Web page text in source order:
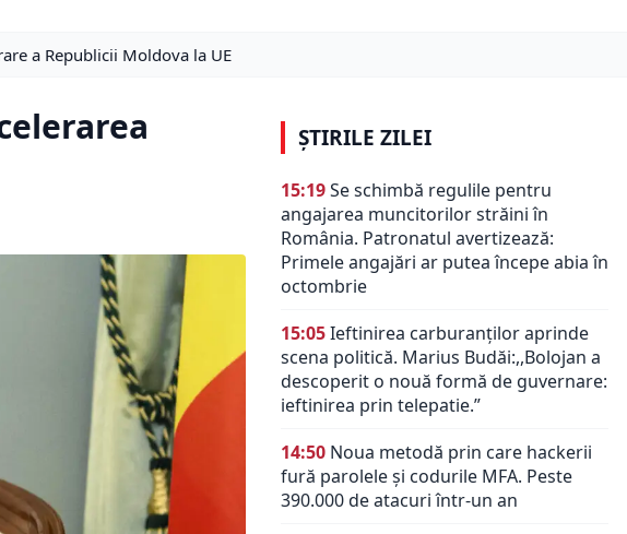
a Republicii Moldova la UE
ȘTIRILE ZILEI
15:19Se schimbă regulile pentru
angajarea muncitorilor străini în
România. Patronatul avertizează:
Primele angajări ar putea începe abia în
octombrie
15:05Ieftinirea carburanților aprinde
scena politică. Marius Budăi:,,Bolojan a
descoperit o nouă formă de guvernare:
ieftinirea prin telepatie.”
14:50 Noua metodă prin care hackerii
fură parolele și codurile MFA. Peste
390.000 de atacuri într-un an